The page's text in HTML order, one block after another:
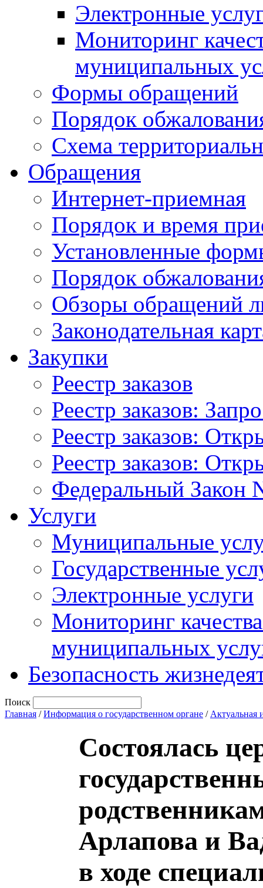
Электронные
Мониторинг
муниципальных
Формы обращений
Порядок
Схема
Обращения
Интернет-приемная
Порядок и время
Установленные
Порядок
Обзоры обращений
Законодательная
Закупки
Реестр заказов
Реестр заказов:
Реестр заказов:
Реестр заказов:
Федеральный Закон
Услуги
Муниципальные
Государственные
Электронные услуги
Мониторинг
муниципальных
Безопасность
Поиск
Главная /Информация о государственном органе / Актуальная
Cостоялась
Арлапова и
в ходе